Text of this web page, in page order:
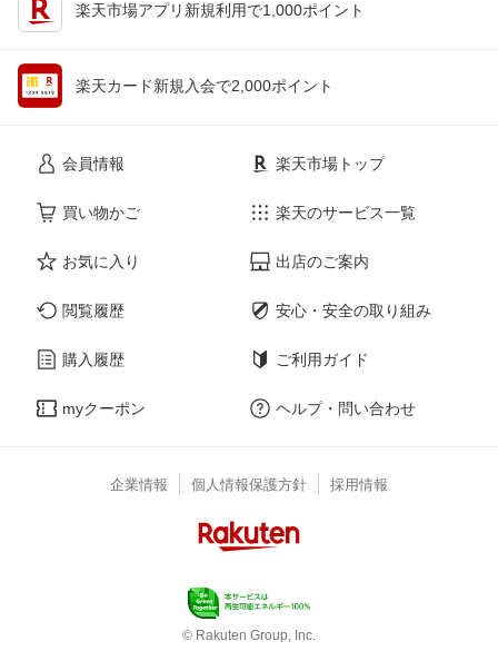
楽天市場アプリ新規利用で1,000ポイント
楽天カード新規入会で2,000ポイント
会員情報
買い物かご
お気に入り
閲覧履歴
購入履歴
myクーポン
楽天市場トップ
楽天のサービス一覧
出店のご案内
安心・安全の取り組み
ご利用ガイド
ヘルプ・問い合わせ
企業情報 個人情報保護方針 採用情報
© Rakuten Group, Inc.